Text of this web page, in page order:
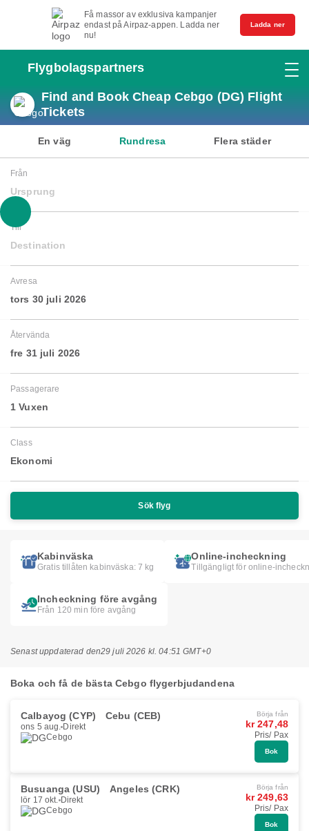
Få massor av exklusiva kampanjer
endast på Airpaz-appen. Ladda ner
nu!
Ladda ner
Flygbolagspartners
Find and Book Cheap Cebgo (DG) Flight
Tickets
En väg Rundresa Flera städer
Från
Ursprung
Till
Destination
Avresa
tors 30 juli 2026
Återvända
fre 31 juli 2026
Passagerare
1 Vuxen
Class
Ekonomi
Sök flyg
Kabinväska
Gratis tillåten kabinväska: 7 kg
Online-incheckning
Tillgängligt för online-
Incheckning före avgång
Från 120 min före avgång
Senast uppdaterad den29 juli 2026 kl. 04:51 GMT+0
Boka och få de bästa Cebgo flygerbjudandena
Calbayog (CYP) Cebu (CEB)
ons 5 aug. Direkt
Cebgo
Börja från
kr 247,48
Pris/ Pax
Bok
Busuanga (USU) Angeles (CRK)
lör 17 okt. Direkt
Cebgo
Börja från
kr 249,63
Pris/ Pax
Bok